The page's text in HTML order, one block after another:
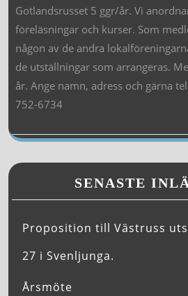
Gotlandsrusset 5 ggr/år. Vi
föreläsningar och kurser. Som
någon av de andra
de utställningar som arrangeras.
år. Ange namn, adress och gärna
752-6734
SENASTE
Proposition till Västruss
27 i Svenljunga.
Årsmöte